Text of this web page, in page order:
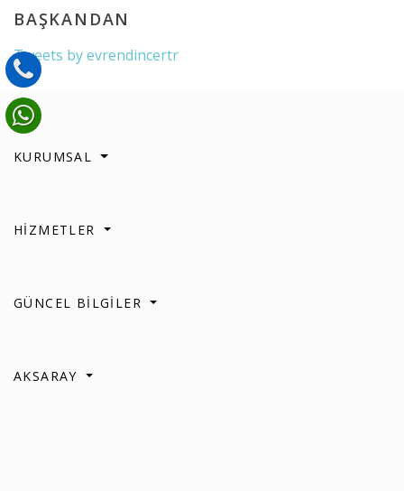
BAŞKANDAN
Tweets by evrendincertr
KURUMSAL
HİZMETLER
GÜNCEL BİLGİLER
AKSARAY